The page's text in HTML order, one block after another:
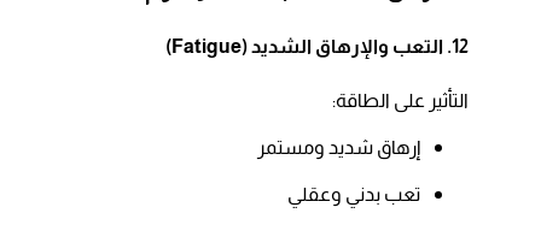
12. التعب والإرهاق الشديد (Fatigue)
التأثير على الطاقة:​
إرهاق شديد ومستمر​
تعب بدني وعقلي​